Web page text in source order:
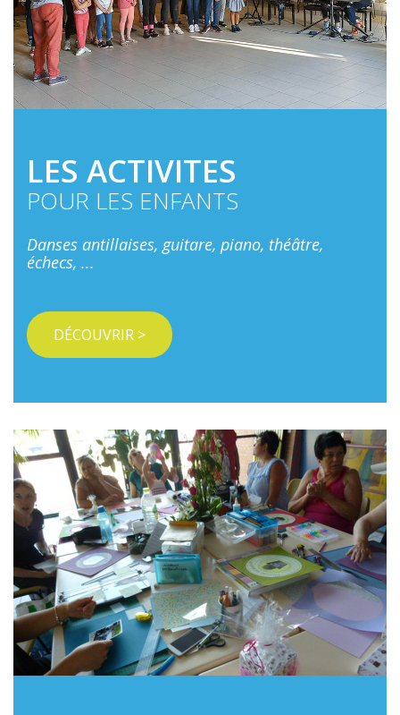
LES ACTIVITES
POUR LES ENFANTS
Danses antillaises, guitare, piano, théâtre,
échecs, ...
DÉCOUVRIR >